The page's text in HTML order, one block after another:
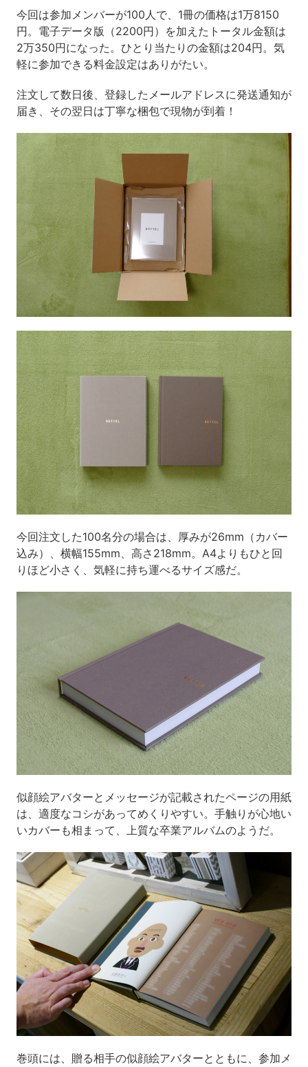
今回は参加メンバーが100人で、1冊の価格は1万8150
円。電子データ版（2200円）を加えたトータル金額は
2万350円になった。ひとり当たりの金額は204円。気
軽に参加できる料金設定はありがたい。
注文して数日後、登録したメールアドレスに発送通知が
届き、その翌日は丁寧な梱包で現物が到着！
今回注文した100名分の場合は、厚みが26mm（カバー
込み）、横幅155mm、高さ218mm。A4よりもひと回
りほど小さく、気軽に持ち運べるサイズ感だ。
似顔絵アバターとメッセージが記載されたページの用紙
は、適度なコシがあってめくりやすい。手触りが心地い
いカバーも相まって、上質な卒業アルバムのようだ。
巻頭には、贈る相手の似顔絵アバターとともに、参加メ